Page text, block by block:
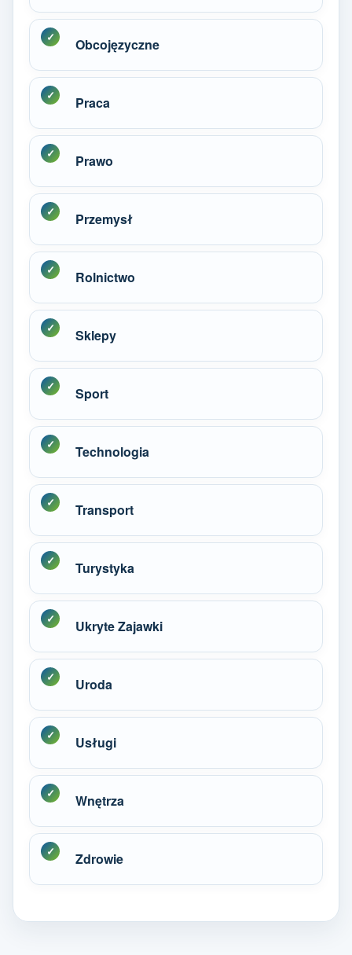
Obcojęzyczne
Praca
Prawo
Przemysł
Rolnictwo
Sklepy
Sport
Technologia
Transport
Turystyka
Ukryte Zajawki
Uroda
Usługi
Wnętrza
Zdrowie